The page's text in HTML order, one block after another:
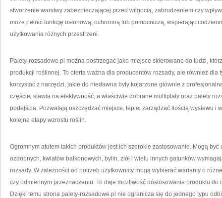
stworzenie warstwy zabezpieczającej przed wilgocią, zabrudzeniem czy
może pełnić funkcję osłonową, ochronną lub pomocniczą, wspierając
użytkowania różnych przestrzeni.
Palety-rozsadowe.pl można postrzegać jako miejsce skierowane do ludzi,
produkcji roślinnej. To oferta ważna dla producentów rozsady, ale również dla
korzystać z narzędzi, jakie do niedawna były kojarzone głównie z
częściej stawia na efektywność, a właściwie dobrane multiplaty oraz palety
podejścia. Pozwalają oszczędzać miejsce, lepiej zarządzać ilością wysiewu i
kolejne etapy wzrostu roślin.
Ogromnym atutem takich produktów jest ich szerokie zastosowanie. Mogą
ozdobnych, kwiatów balkonowych, bylin, ziół i wielu innych gatunków
rozsady. W zależności od potrzeb użytkownicy mogą wybierać warianty o
czy odmiennym przeznaczeniu. To daje możliwość dostosowania produktu
Dzięki temu strona palety-rozsadowe.pl nie ogranicza się do jednego typu